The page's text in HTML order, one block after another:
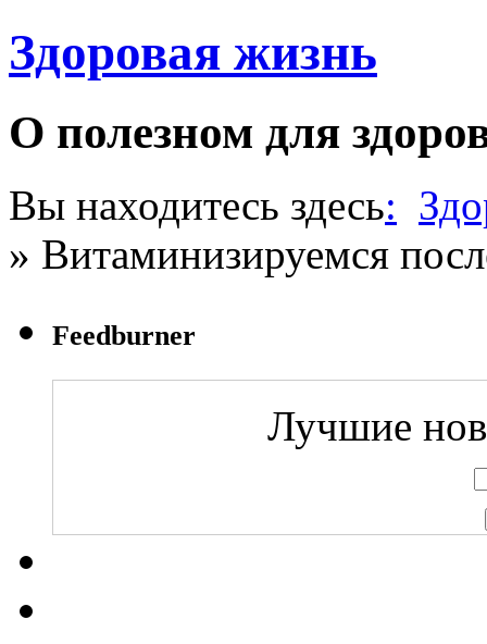
Здоровая жизнь
О полезном для
Вы находитесь здесь:
» Витаминизируемся
Feedburner
Лучшие